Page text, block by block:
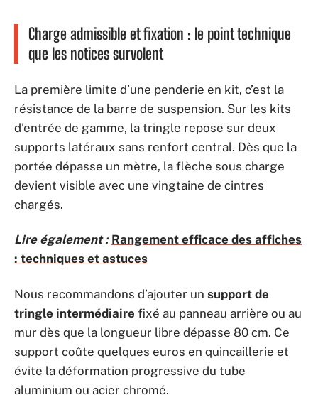
Charge admissible et fixation : le point technique
que les notices survolent
La première limite d’une penderie en kit, c’est la
résistance de la barre de suspension. Sur les kits
d’entrée de gamme, la tringle repose sur deux
supports latéraux sans renfort central. Dès que la
portée dépasse un mètre, la flèche sous charge
devient visible avec une vingtaine de cintres
chargés.
Lire également : Rangement efficace des affiches
: techniques et astuces
Nous recommandons d’ajouter un support de
tringle intermédiaire fixé au panneau arrière ou au
mur dès que la longueur libre dépasse 80 cm. Ce
support coûte quelques euros en quincaillerie et
évite la déformation progressive du tube
aluminium ou acier chromé.